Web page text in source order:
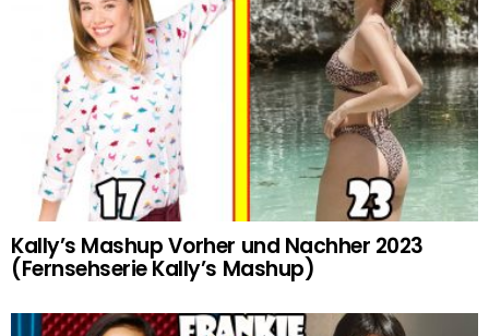
Kally’s Mashup Vorher und Nachher 2023
(Fernsehserie Kally’s Mashup)